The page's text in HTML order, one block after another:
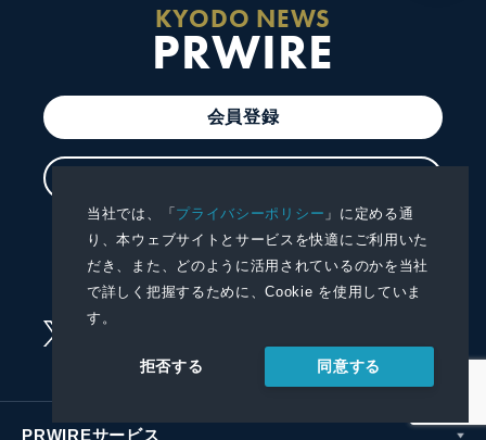
当社では、「プライバシーポリシー 」に定める通
り、本ウェブサイトとサービスを快適にご利用いた
だき、また、どのように活用されているのかを当社
で詳しく把握するために、Cookie を使用していま
す。
拒否する 同意する
KYODO NEWS
PRWIRE
会員登録
プレスリリースを配信する
プレスリリースを受信する
PRWIREサービス